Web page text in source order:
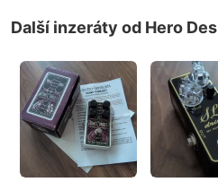
Další inzeráty od Hero Des